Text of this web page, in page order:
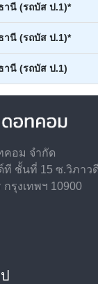
านี (รถบัส ป.1)*
านี (รถบัส ป.1)*
านี (รถบัส ป.1)
คอม จำกัด
ชั้นที่ 15 ซ.วิภาว
กรุงเทพฯ 10900